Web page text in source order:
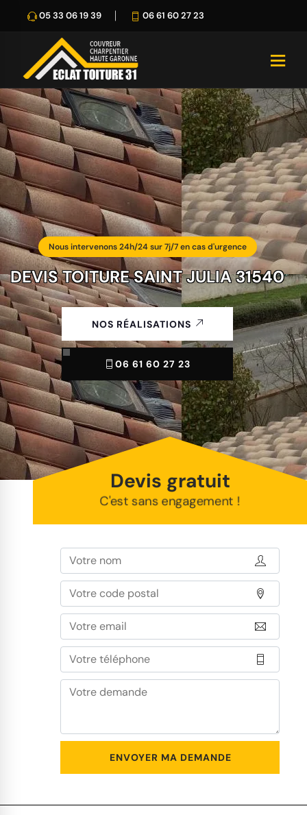
05 33 06 19 39 06 61 60 27 23
Nous intervenons 24h/24 sur 7j/7 en cas d'urgence
DEVIS TOITURE SAINT JULIA 31540
NOS RÉALISATIONS
06 61 60 27 23
Devis gratuit
C'est sans engagement !